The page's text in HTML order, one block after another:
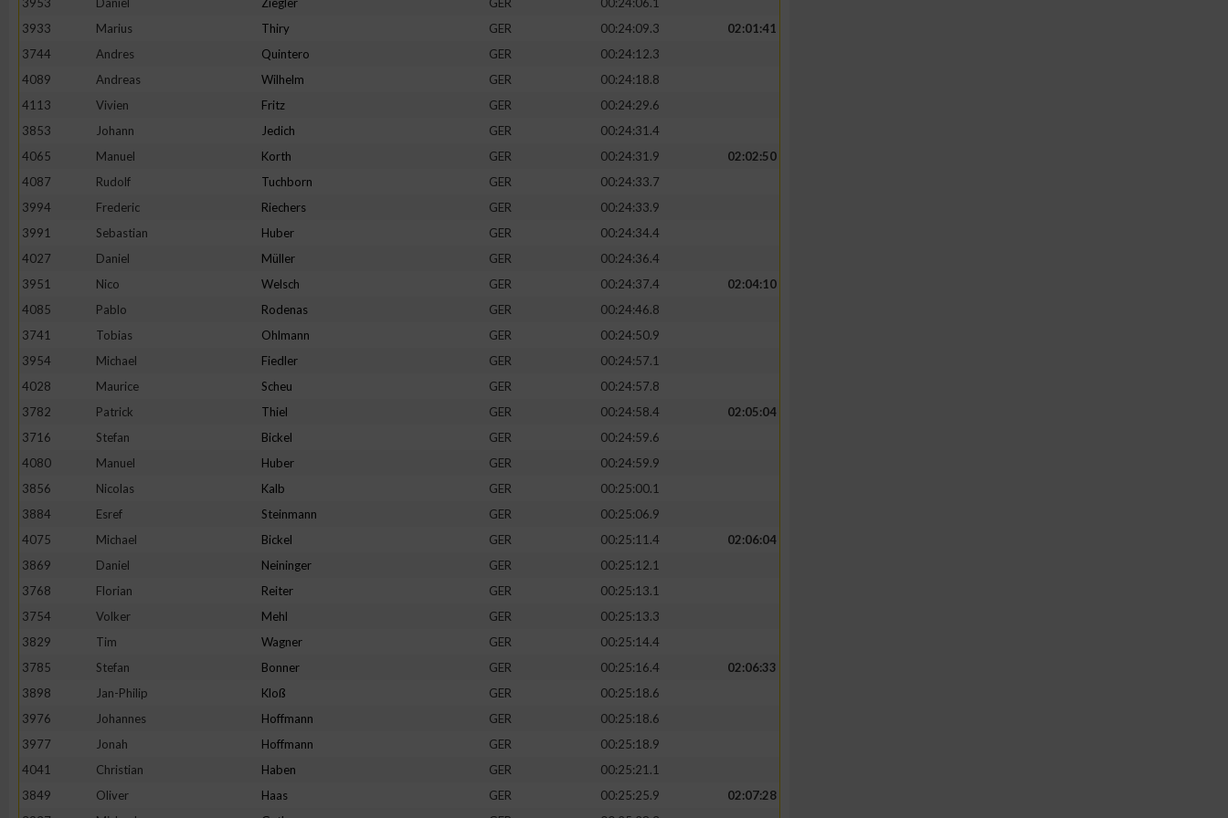
3933
Marius Thiry GER 00:24:09.3
02:01:41
3744
Andres Quintero GER
00:24:12.3
4089
Andreas Wilhelm GER
00:24:18.8
4113
Vivien Fritz GER
00:24:29.6
3853
Johann Jedich GER
00:24:31.4
4065
Manuel Korth GER 00:24:31.9
02:02:50
4087
Rudolf Tuchborn GER
00:24:33.7
3994
Frederic Riechers GER
00:24:33.9
3991
Sebastian Huber GER
00:24:34.4
4027
Daniel Müller GER
00:24:36.4
3951
Nico Welsch GER 00:24:37.4
02:04:10
4085
Pablo Rodenas GER
00:24:46.8
3741
Tobias Ohlmann GER
00:24:50.9
3954
Michael Fiedler GER
00:24:57.1
4028
Maurice Scheu GER
00:24:57.8
3782
Patrick Thiel GER 00:24:58.4
02:05:04
3716
Stefan Bickel GER
00:24:59.6
4080
Manuel Huber GER
00:24:59.9
3856
Nicolas Kalb GER
00:25:00.1
3884
Esref Steinmann GER
00:25:06.9
4075
Michael Bickel GER 00:25:11.4
02:06:04
3869
Daniel Neininger GER
00:25:12.1
3768
Florian Reiter GER
00:25:13.1
3754
Volker Mehl GER
00:25:13.3
3829
Tim Wagner GER
00:25:14.4
3785
Stefan Bonner GER 00:25:16.4
02:06:33
3898
Jan-Philip Kloß GER
00:25:18.6
3976
Johannes Hoffmann GER
00:25:18.6
3977
Jonah Hoffmann GER
00:25:18.9
4041
Christian Haben GER
00:25:21.1
3849
Oliver Haas GER 00:25:25.9
02:07:28
Erstellung von Profilen zur Personalisierung von Inhalten
Messung der Werbeleistung
Messung der Performance von Inhalten
Analyse von Zielgruppen durch Statistiken oder Kombinationen von Daten aus
Entwicklung und Verbesserung der Angebote
IAB-Besonderheiten:
Geräte anhand von aktiv angeforderten Informationen identifizieren
Nicht-IAB-Verarbeitungszwecke:
Notwendig
Performance
Funktional